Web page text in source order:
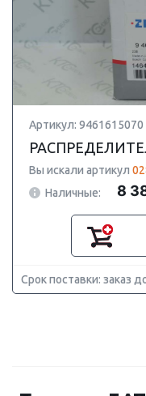
Артикул: 9461615070 |
Вы искали артикул
Наличные:
8
Срок поставки: заказ